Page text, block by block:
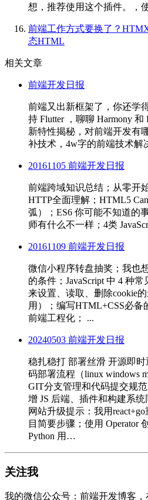
想，推荐使用这个插件。，
前端工作方式要换了？
态HTML
相关文章
前端开发日报
前端又出新框架了，你还学
持 Flutter ，聊聊 Harmony
新特性揭秘，对前端开发有
补技术，4w字的前端技术解
20161105 前端开发日报
前端跨域知识总结；从零开
HTTP全面理解；HTML5
弧）；ES6 你可能不知道的
师有什么不一样；4类
20161109 前端开发日报
微信小程序转盘抽奖；我也
的条件；JavaScript 中 4 种
来设置、读取、删除cookie
用）；编写HTML+CSS必备
前端工程化； ...
20240503 前端开发日报
稳扎稳打 部署丝滑 开源即
码部署流程（linux windows
GIT分支管理和代码提交规
增 JS 后端、插件和构建系
网站升级提示：我用
目简要步骤；使用 Operator
Python 用…
关注我
我的微信公众号：前端开发博客